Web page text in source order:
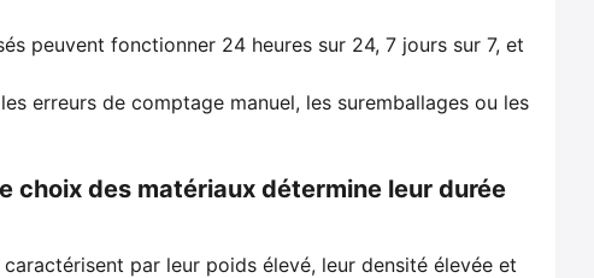
peuvent fonctionner 24 heures sur 24, 7 jours sur 7, et
erreurs de comptage manuel, les suremballages ou les
choix des matériaux détermine leur durée
par leur poids élevé, leur densité élevée et